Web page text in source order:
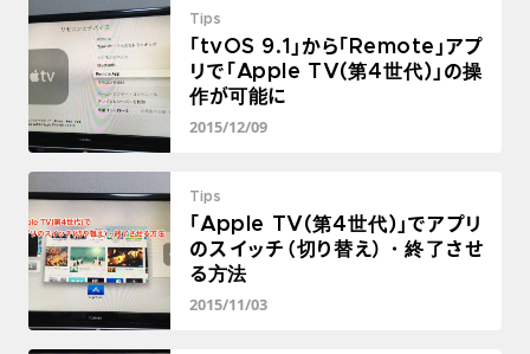
Tips
「tvOS 9.1」から「Remote」アプ
リで「Apple TV(第4世代)」の操
作が可能に
2015/12/09
Tips
「Apple TV(第4世代)」でアプリ
のスイッチ（切り替え）・終了させ
る方法
2015/11/03